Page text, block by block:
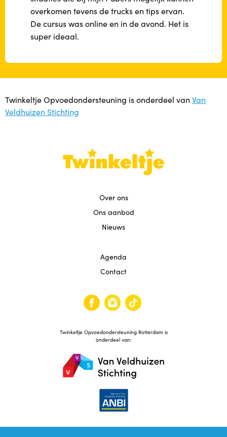
overkomen tevens de trucks en tips ervan.
De cursus was online en in de avond. Het is
super ideaal.
Twinkeltje Opvoedondersteuning is onderdeel van Van
Veldhuizen Stichting
Over ons
Ons aanbod
Nieuws
Agenda
Contact
Twinkeltje Opvoedondersteuning Rotterdam is
onderdeel van: